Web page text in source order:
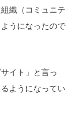
織（コミュニテ
うになったので
イト」と言っ
ようになってい